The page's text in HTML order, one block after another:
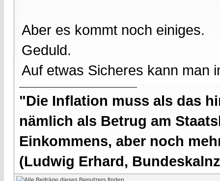
Aber es kommt noch einiges.
Geduld.
Auf etwas Sicheres kann man
"Die Inflation muss als das
nämlich als Betrug am
Einkommens, aber noch
(Ludwig Erhard,